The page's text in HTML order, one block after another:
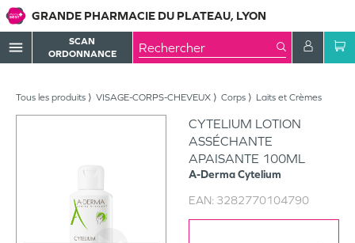
GRANDE PHARMACIE DU PLATEAU, LYON
menu
SCAN
ORDONNANCE
Tous les produits VISAGE-CORPS-CHEVEUX Corps Laits et Crèmes
CYTELIUM LOTION
ASSÉCHANTE
APAISANTE 100ML
A-DermaCytelium
EAN: 3282770104790